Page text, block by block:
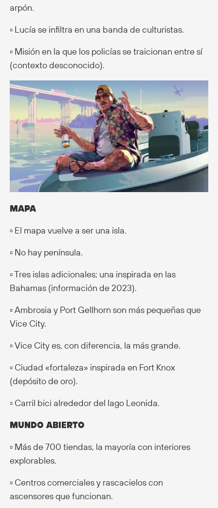
arpón.
▫️ Lucía se infiltra en una banda de culturistas.
▫️ Misión en la que los policías se traicionan entre sí
(contexto desconocido).
MAPA
▫️ El mapa vuelve a ser una isla.
▫️ No hay península.
▫️ Tres islas adicionales; una inspirada en las
Bahamas (información de 2023).
▫️ Ambrosia y Port Gellhorn son más pequeñas que
Vice City.
▫️ Vice City es, con diferencia, la más grande.
▫️ Ciudad «fortaleza» inspirada en Fort Knox
(depósito de oro).
▫️ Carril bici alrededor del lago Leonida.
MUNDO ABIERTO
▫️ Más de 700 tiendas, la mayoría con interiores
explorables.
▫️ Centros comerciales y rascacielos con
ascensores que funcionan.